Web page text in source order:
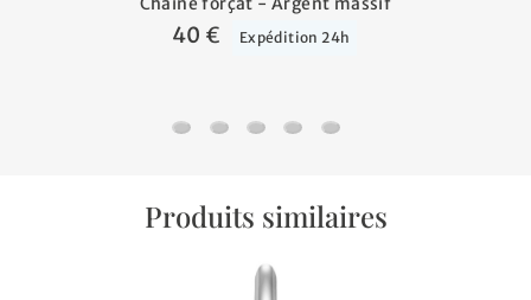
40 € Expédition 24h
Chaine forçat - Argent massif
Chaine gourmette cheval - Argent
Chaine gourmette - Argent massif
Chaine gourmette cheval
Chaine gourmette
Produits similaires